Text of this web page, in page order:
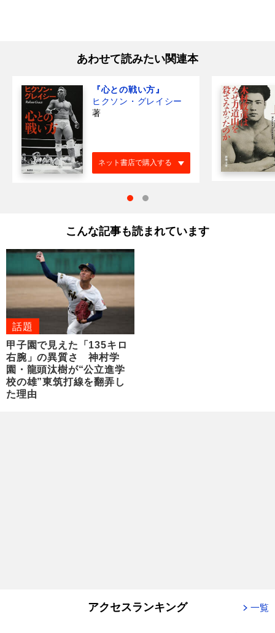
あわせて読みたい関連本
『心との戦い方』
ヒクソン・グレイシー
著
ネット書店で購入する
こんな記事も読まれています
話題
甲子園で見えた「135キロ
右腕」の異質さ 神村学
園・龍頭汰樹が“公立進学
校の雄”東筑打線を翻弄し
た理由
アクセスランキング 一覧